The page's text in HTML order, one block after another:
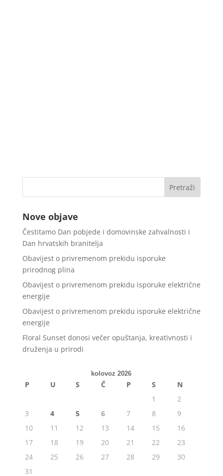
Nove objave
Čestitamo Dan pobjede i domovinske zahvalnosti i
Dan hrvatskih branitelja
Obavijest o privremenom prekidu isporuke
prirodnog plina
Obavijest o privremenom prekidu isporuke električne
energije
Obavijest o privremenom prekidu isporuke električne
energije
Floral Sunset donosi večer opuštanja, kreativnosti i
druženja u prirodi
kolovoz 2026
P U S Č P S
N
1
2
3
4 5 6 7 8
9
10
11 12 13 14 15
16
17
18 19 20 21 22
23
24
25 26 27 28 29
30
31